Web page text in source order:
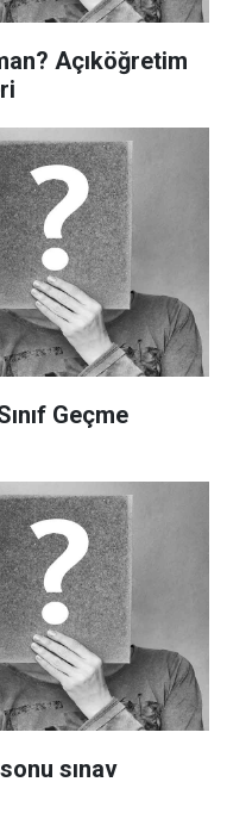
Açıköğretim
Geçme
sınav